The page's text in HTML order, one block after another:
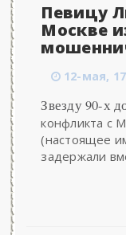
Певицу
Москве
12-мая,
Звезду 90-х
конфликта с
(настоящее
задержали